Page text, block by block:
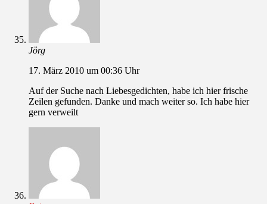
Jörg
17. März 2010 um 00:36 Uhr
Auf der Suche nach Liebesgedichten, habe ich hier frische
Zeilen gefunden. Danke und mach weiter so. Ich habe hier
gern verweilt